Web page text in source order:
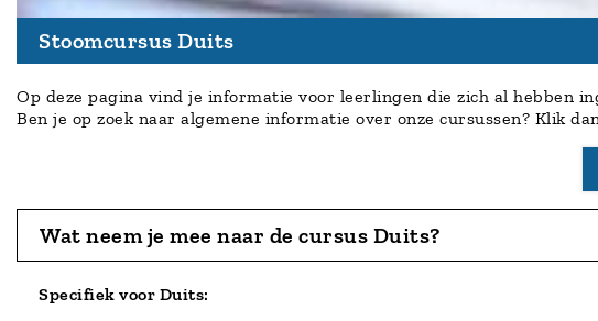
Stoomcursus Duits
Op deze pagina vind je informatie voor leerlingen die zich al hebben
Ben je op zoek naar algemene informatie over onze cursussen? Klik
Wat neem je mee naar de cursus Duits?
Specifiek voor Duits: